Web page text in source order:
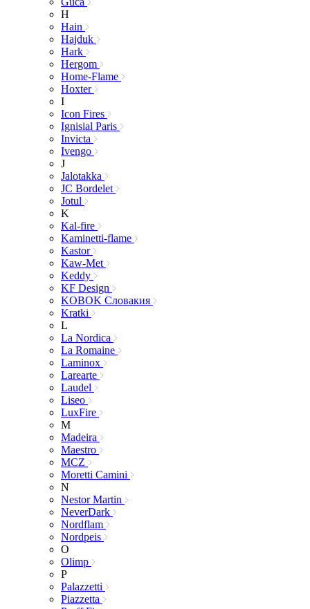
H
Hain
Hajduk
Hark
Hergom
Home-Flame
Hoxter
I
Icon Fires
Ignisial Paris
Invicta
Ivengo
J
Jalotakka
JC Bordelet
Jotul
K
Kal-fire
Kaminetti-flame
Kastor
Kaw-Met
Keddy
KF Design
KOBOK Словакия
Kratki
L
La Nordica
La Romaine
Laminox
Larearte
Laudel
Liseo
LuxFire
M
Madeira
Maestro
MCZ
Moretti Camini
N
Nestor Martin
NeverDark
Nordflam
Nordpeis
O
Olimp
P
Palazzetti
Piazzetta